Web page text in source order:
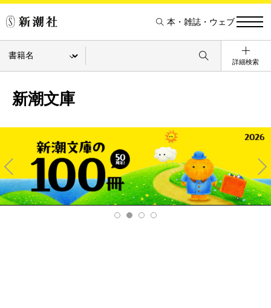
本・雑誌・ウェブ
詳細検索
新潮文庫
Pre
v
Ne
xt